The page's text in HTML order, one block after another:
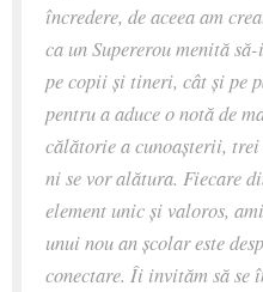
încredere, de aceea am
ca un Supererou menită
pe copii și tineri, cât și pe
pentru a aduce o notă de
călătorie a cunoașterii,
ni se vor alătura. Fiecare
element unic și valoros,
unui nou an școlar este
conectare. Îi invităm să se